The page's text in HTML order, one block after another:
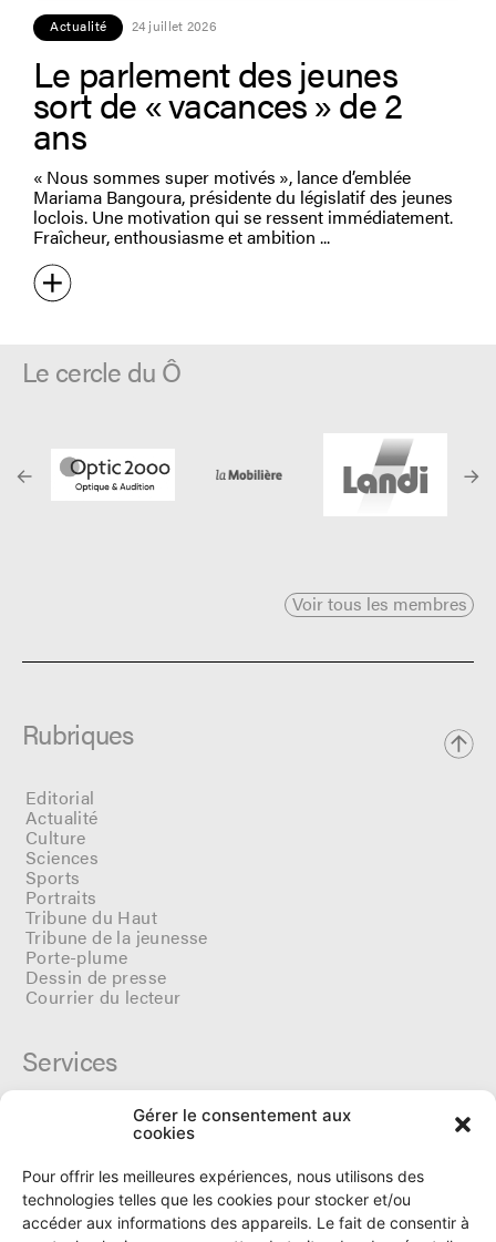
Gérer le consentement aux
cookies
Pour offrir les meilleures expériences, nous utilisons des
technologies telles que les cookies pour stocker et/ou
accéder aux informations des appareils. Le fait de consentir à
Actualité 24 juillet 2026
Le parlement des jeunes
sort de « vacances » de 2
ans
« Nous sommes super motivés », lance d’emblée
Mariama Bangoura, présidente du législatif des jeunes
loclois. Une motivation qui se ressent immédiatement.
Fraîcheur, enthousiasme et ambition
Le cercle du Ô
Voir tous les membres
Rubriques
Editorial
Actualité
Culture
Sciences
Sports
Portraits
Tribune du Haut
Tribune de la jeunesse
Porte-plume
Dessin de presse
Courrier du lecteur
Services
Archives
Tarifs et dates de parutions
Politique de cookies